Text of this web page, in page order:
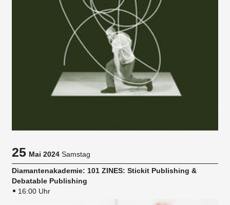
25Mai 2024 Samstag
Diamantenakademie: 101 ZINES: Stickit Publishing &
Debatable Publishing
16:00 Uhr